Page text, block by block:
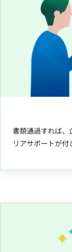
書類通過すれば、
リアサポートが付